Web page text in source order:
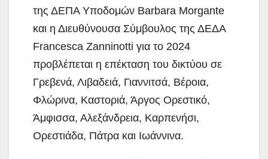
της ΔΕΠΑ Υποδομών Barbara Morgante
και η Διευθύνουσα Σύμβουλος της ΔΕΔΑ
Francesca Zanninotti για το 2024
προβλέπεται η επέκταση του δικτύου σε
Γρεβενά, Λιβαδειά, Γιαννιτσά, Βέροια,
Φλώρινα, Καστοριά, Άργος Ορεστικό,
Άμφισσα, Αλεξάνδρεια, Καρπενήσι,
Ορεστιάδα, Πάτρα και Ιωάννινα.